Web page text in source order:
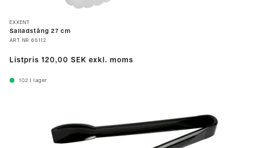
EXXENT
Salladstång 27 cm
ART.NR 65112
Listpris 120,00 SEK exkl. moms
102 I lager